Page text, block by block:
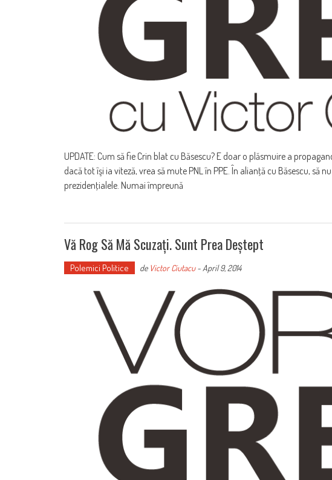
UPDATE: Cum să fie Crin blat cu Băsescu? E doar o plăsmuire a
dacă tot îşi ia viteză, vrea să mute PNL în PPE. În alianţă cu Băsescu, să
prezidenţialele. Numai împreună
Vă Rog Să Mă Scuzați. Sunt Prea Deștept
Polemici Politice de Victor Ciutacu- April 9, 2014